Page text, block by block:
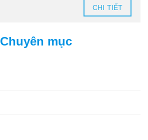
CHI TIẾT
Chuyên mục